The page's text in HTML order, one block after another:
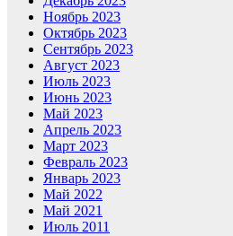
Ноябрь 2023
Октябрь 2023
Сентябрь 2023
Август 2023
Июль 2023
Июнь 2023
Май 2023
Апрель 2023
Март 2023
Февраль 2023
Январь 2023
Май 2022
Май 2021
Июль 2011